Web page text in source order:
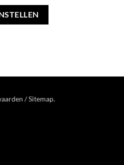
/Sitemap.